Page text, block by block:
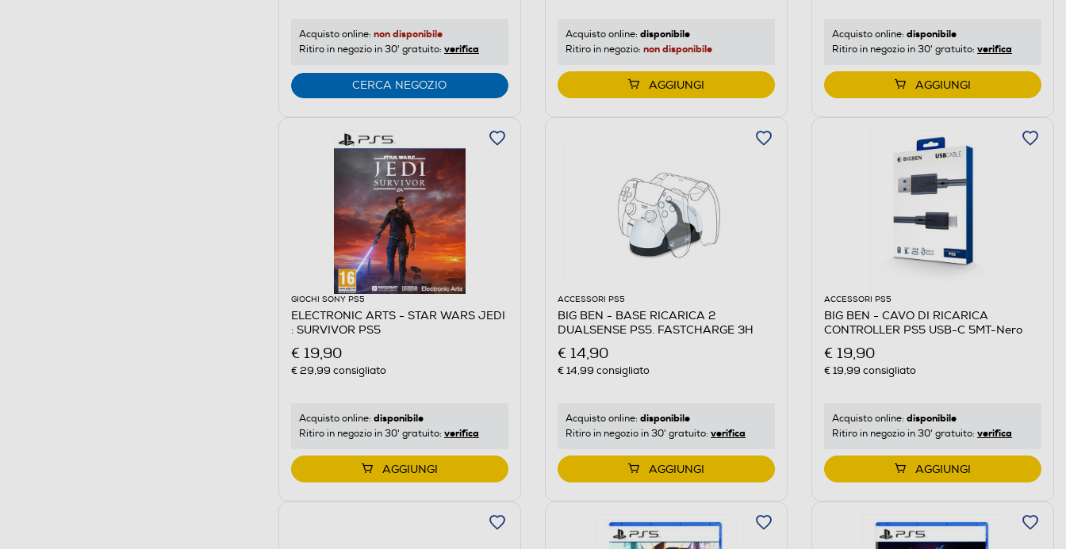
Acquisto online: non disponibile
Ritiro in negozio in 30' gratuito: verifica
CERCA NEGOZIO
Acquisto online: disponibile
Ritiro in negozio: non disponibile
AGGIUNGI
Acquisto online: disponibile
Ritiro in negozio in 30' gratuito: verifica
AGGIUNGI
GIOCHI SONY PS5
ELECTRONIC ARTS - STAR WARS JEDI
: SURVIVOR PS5
€ 19,90
€ 29,99 consigliato
Acquisto online: disponibile
Ritiro in negozio in 30' gratuito: verifica
AGGIUNGI
ACCESSORI PS5
BIG BEN - BASE RICARICA 2
DUALSENSE PS5. FASTCHARGE 3H
€ 14,90
€ 14,99 consigliato
Acquisto online: disponibile
Ritiro in negozio in 30' gratuito: verifica
AGGIUNGI
ACCESSORI PS5
BIG BEN - CAVO DI RICARICA
CONTROLLER PS5 USB-C 5MT-Nero
€ 19,90
€ 19,99 consigliato
Acquisto online: disponibile
Ritiro in negozio in 30' gratuito: verifica
AGGIUNGI